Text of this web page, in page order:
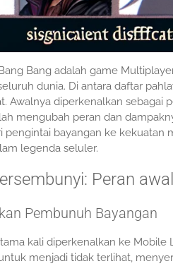
Bang adalah game
dunia. Di antara daftar
Awalnya diperkenalkan sebagai
mengubah peran dan
pengintai bayangan ke kekuatan
legenda seluler.
Peran
Pembunuh Bayangan
kali diperkenalkan ke
menjadi tidak terlihat,